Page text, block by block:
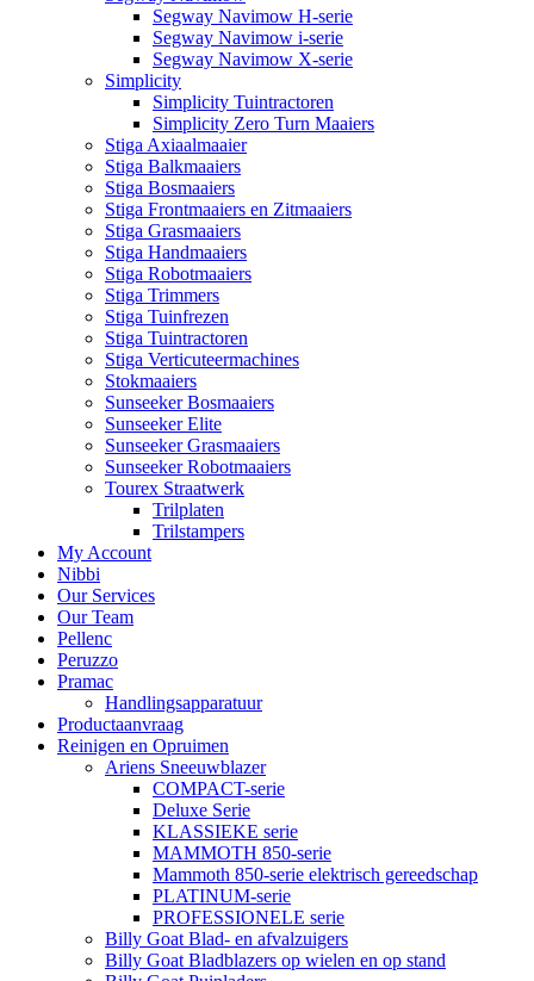
Segway Navimow H-serie
Segway Navimow i-serie
Segway Navimow X-serie
Simplicity
Simplicity Tuintractoren
Simplicity Zero Turn Maaiers
Stiga Axiaalmaaier
Stiga Balkmaaiers
Stiga Bosmaaiers
Stiga Frontmaaiers en Zitmaaiers
Stiga Grasmaaiers
Stiga Handmaaiers
Stiga Robotmaaiers
Stiga Trimmers
Stiga Tuinfrezen
Stiga Tuintractoren
Stiga Verticuteermachines
Stokmaaiers
Sunseeker Bosmaaiers
Sunseeker Elite
Sunseeker Grasmaaiers
Sunseeker Robotmaaiers
Tourex Straatwerk
Trilplaten
Trilstampers
My Account
Nibbi
Our Services
Our Team
Pellenc
Peruzzo
Pramac
Handlingsapparatuur
Productaanvraag
Reinigen en Opruimen
Ariens Sneeuwblazer
COMPACT-serie
Deluxe Serie
KLASSIEKE serie
MAMMOTH 850-serie
Mammoth 850-serie elektrisch gereedschap
PLATINUM-serie
PROFESSIONELE serie
Billy Goat Blad- en afvalzuigers
Billy Goat Bladblazers op wielen en op stand